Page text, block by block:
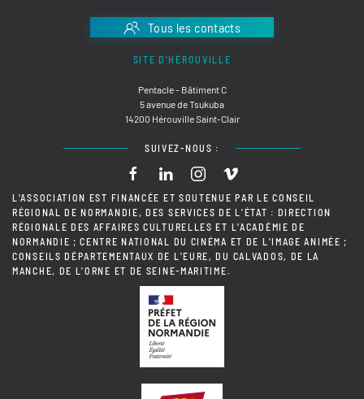
Tous les contacts
SITE D'HÉROUVILLE
Pentacle - Bâtiment C
5 avenue de Tsukuba
14200 Hérouville Saint-Clair
SUIVEZ-NOUS :
L'ASSOCIATION EST FINANCÉE ET SOUTENUE PAR LE CONSEIL
RÉGIONAL DE NORMANDIE, DES SERVICES DE L'ÉTAT : DIRECTION
RÉGIONALE DES AFFAIRES CULTURELLES ET L'ACADÉMIE DE
NORMANDIE ; CENTRE NATIONAL DU CINÉMA ET DE L'IMAGE ANIMÉE ;
CONSEILS DÉPARTEMENTAUX DE L'EURE, DU CALVADOS, DE LA
MANCHE, DE L'ORNE ET DE SEINE-MARITIME.